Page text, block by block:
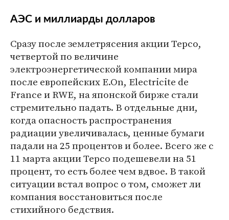
АЭС и миллиарды долларов
Сразу после землетрясения акции Tepco,
четвертой по величине
электроэнергетической компании мира
после европейских E.On, Electricite de
France и RWE, на японской бирже стали
стремительно падать. В отдельные дни,
когда опасность распространения
радиации увеличивалась, ценные бумаги
падали на 25 процентов и более. Всего же с
11 марта акции Tepco подешевели на 51
процент, то есть более чем вдвое. В такой
ситуации встал вопрос о том, сможет ли
компания восстановиться после
стихийного бедствия.